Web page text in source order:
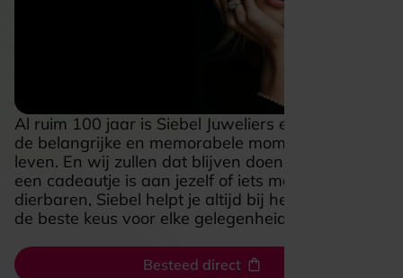
Al ruim 100 jaar is Siebel Juweliers er voor jou op
de belangrijke en memorabele momenten van je
leven. En wij zullen dat blijven doen. Of het nu
een cadeautje is aan jezelf of iets moois voor je
dierbaren, Siebel helpt je altijd bij het maken van
de beste keus voor elke gelegenheid.
Besteed direct